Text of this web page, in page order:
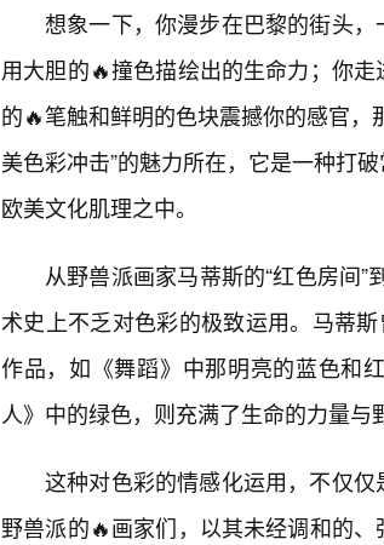
想象一下，你漫步在巴黎的街头
用大胆的🔥撞色描绘出的生命力；你
的🔥笔触和鲜明的色块震撼你的感官
美色彩冲击”的魅力所在，它是一种打
欧美文化肌理之中。
从野兽派画家马蒂斯的“红色房间
术史上不乏对色彩的极致运用。马蒂
作品，如《舞蹈》中那明亮的蓝色和
人》中的绿色，则充满了生命的力量与
这种对色彩的情感化运用，不仅仅
野兽派的🔥画家们，以其未经调和的